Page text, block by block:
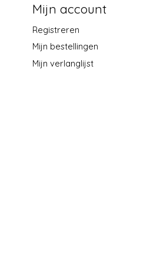
Mijn account
Registreren
Mijn bestellingen
Mijn verlanglijst